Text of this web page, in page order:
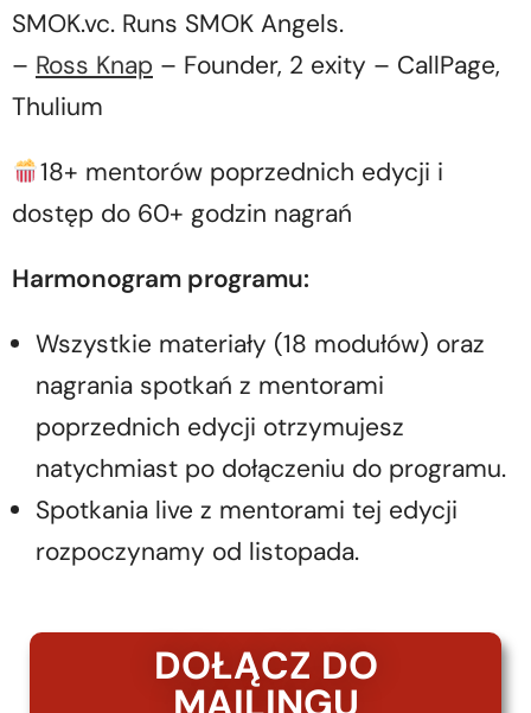
SMOK.vc. Runs SMOK Angels.
– Ross Knap – Founder, 2 exity – CallPage,
Thulium
18+ mentorów poprzednich edycji i
dostęp do 60+ godzin nagrań
Harmonogram programu:
Wszystkie materiały (18 modułów) oraz
nagrania spotkań z mentorami
poprzednich edycji otrzymujesz
natychmiast po dołączeniu do programu.
Spotkania live z mentorami tej edycji
rozpoczynamy od listopada.
DOŁĄCZ DO
MAILINGU